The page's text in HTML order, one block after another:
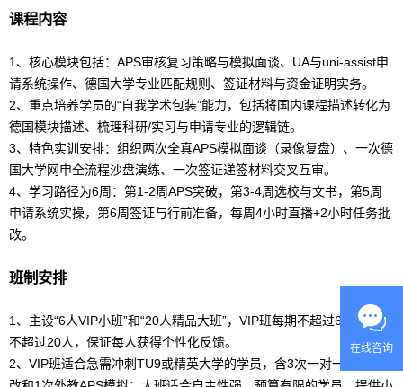
课程内容
1、核心模块包括： APS审核复习策略与模拟面谈、UA与uni-assist申
请系统操作、德国大学专业匹配规则、签证材料与资金证明实务。
2、重点培养学员的“自我学术包装”能力，包括将国内课程描述转化为
德国模块描述、梳理科研/实习与申请专业的逻辑链。
3、特色实训安排：组织两次全真APS模拟面谈（录像复盘）、一次德
国大学网申全流程沙盘演练、一次签证递签材料交叉互审。
4、学习路径为6周：第1-2周APS突破，第3-4周选校与文书，第5周
申请系统实操，第6周签证与行前准备，每周4小时直播+2小时任务批
改。
班制安排
1、主设“6人VIP小班”和“20人精品大班”，VIP班每期不超过6人，大班
不超过20人，保证每人获得个性化反馈。
2、VIP班适合急需冲刺TU9或精英大学的学员，含3次一对一文书修
在线咨询